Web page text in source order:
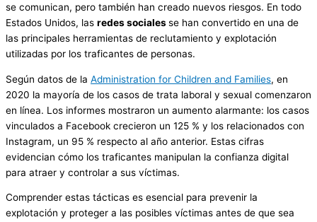
se comunican, pero también han creado nuevos riesgos. En todo
Estados Unidos, las redes socialesse han convertido en una de
las principales herramientas de reclutamiento y explotación
utilizadas por los traficantes de personas.
Según datos de la Administration for Children and Families, en
2020 la mayoría de los casos de trata laboral y sexual comenzaron
en línea. Los informes mostraron un aumento alarmante: los casos
vinculados a Facebook crecieron un 125 % y los relacionados con
Instagram, un 95 % respecto al año anterior. Estas cifras
evidencian cómo los traficantes manipulan la confianza digital
para atraer y controlar a sus víctimas.
Comprender estas tácticas es esencial para prevenir la
explotación y proteger a las posibles víctimas antes de que sea